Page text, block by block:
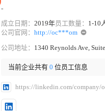
-
成立日期： 2019年员工数量： 1-10
公司官网： http://oc***om
公司地址：
当前企业共有 0 位员工信息
https://linkedin.com/company/